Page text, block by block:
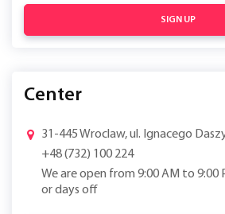
SIGN UP
Center
31-445 Wroclaw, ul. Ignacego
+48 (732) 100 224
We are open from 9:00 AM to 9:00
or days off